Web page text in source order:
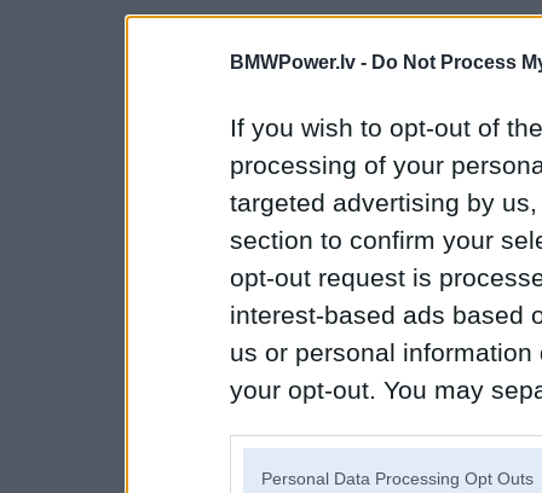
BMWPower.lv - Do Not Process
If you wish to opt-out of
processing of your
targeted advertising by
section to confirm your
opt-out request is
interest-based ads based
us or personal
your opt-out. You may
Personal Data Processing Opt Outs